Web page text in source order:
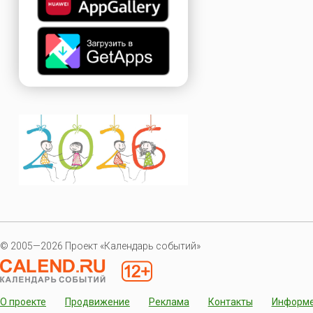
© 2005—2026 Проект «Календарь событий»
О проекте Продвижение Реклама Контакты